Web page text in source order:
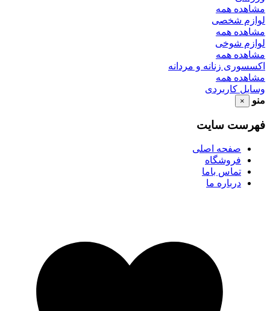
مشاهده همه
لوازم شخصی
مشاهده همه
لوازم شوخی
مشاهده همه
اکسسوری زنانه و مردانه
مشاهده همه
وسایل کاربردی
منو
×
فهرست سایت
صفحه اصلی
فروشگاه
تماس باما
درباره ما